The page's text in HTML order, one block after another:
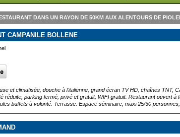
DANS UN RAYON DE 50KM AUX ALENTOURS DE
CAMPANILE BOLLENE
et climatisée, douche à l'italienne, grand écran TV HD, chaînes TNT,
réduite, parking fermé, privé et gratuit, WIFI gratuit. Restaurant ouvert à
buffets à volonté. Terrasse. Espace séminaire, maxi 25/30